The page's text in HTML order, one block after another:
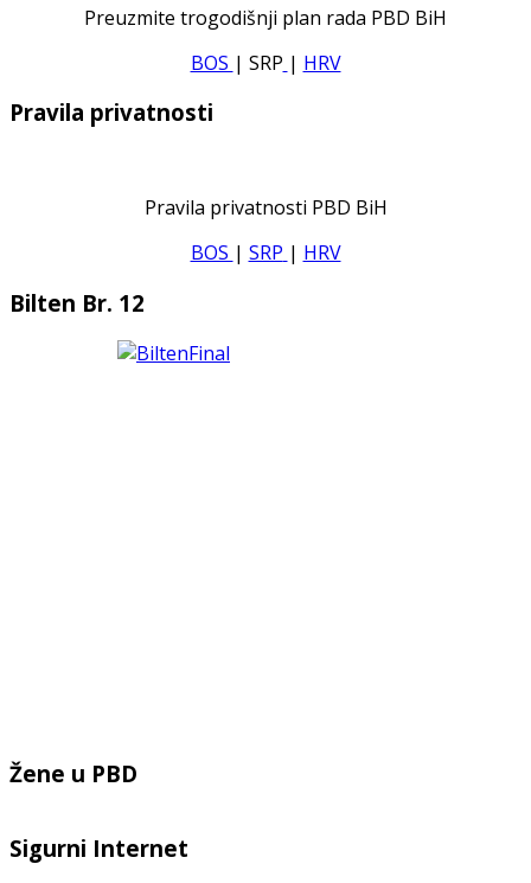
Preuzmite trogodišnji plan rada PBD BiH
BOS | SRP | HRV
Pravila privatnosti
Pravila privatnosti PBD BiH
BOS | SRP | HRV
Bilten Br. 12
Žene u PBD
Sigurni Internet